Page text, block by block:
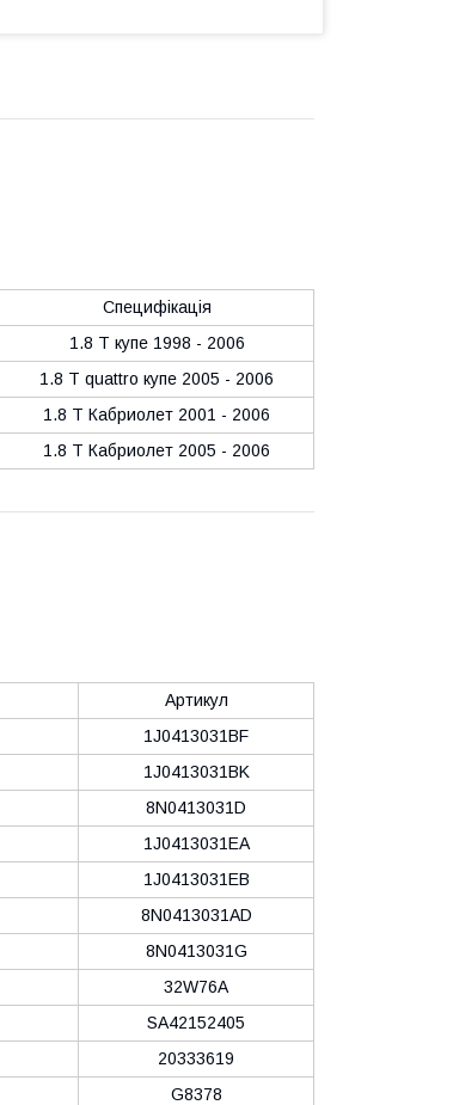
Специфікація
1.8 T купе 1998 - 2006
1.8 T quattro купе 2005 - 2006
1.8 T Кабриолет 2001 - 2006
1.8 T Кабриолет 2005 - 2006
Артикул
1J0413031BF
1J0413031BK
8N0413031D
1J0413031EA
1J0413031EB
8N0413031AD
8N0413031G
32W76A
SA42152405
20333619
G8378